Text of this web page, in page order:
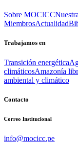
Sobre MOCICC
MiembrosActualidad
Trabajamos en
Transición energética
climáticosAmazonía
ambiental y climático
Contacto
Correo Institucional
info@mocicc.pe